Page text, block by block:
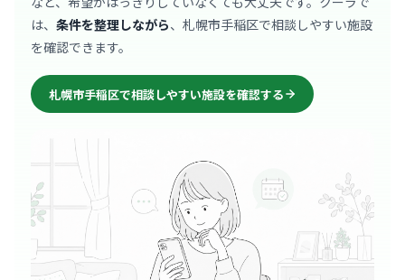
は、 条件を整理しながら、札幌市手稲区で相談しやすい施設
を確認できます。
札幌市手稲区で相談しやすい施設を確認する